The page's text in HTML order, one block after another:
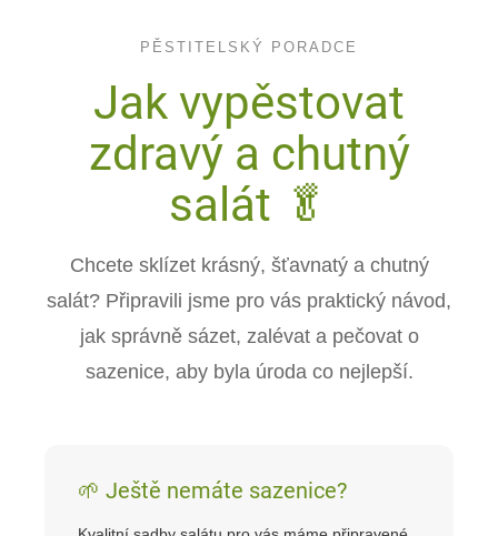
PĚSTITELSKÝ PORADCE
Jak vypěstovat
zdravý a chutný
salát 🥬
Chcete sklízet krásný, šťavnatý a chutný
salát? Připravili jsme pro vás praktický návod,
jak správně sázet, zalévat a pečovat o
sazenice, aby byla úroda co nejlepší.
🌱 Ještě nemáte sazenice?